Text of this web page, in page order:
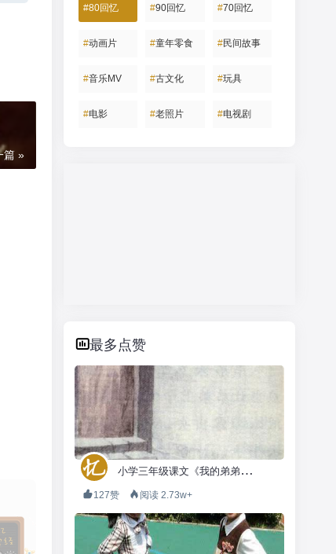
下一篇 »
#80回忆 #90回忆 #70回忆
#动画片 #童年零食 #民间故事
#音乐MV #古文化 #玩具
#电影 #老照片 #电视剧
最多点赞
小
学三年级课文《我的弟弟小萝卜头》
127赞 阅读 2.73w+